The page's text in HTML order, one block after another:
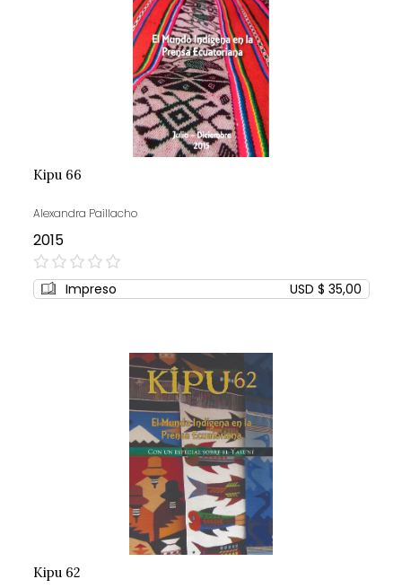
Kipu 66
Alexandra Paillacho
2015
0%
Impreso USD $ 35,00
Kipu 62